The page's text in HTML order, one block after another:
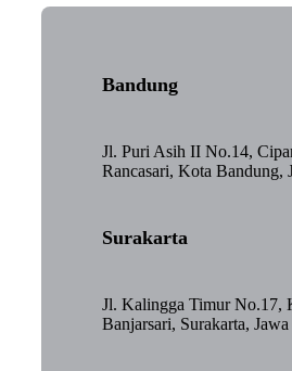
Bandung
Jl. Puri Asih II No.14,
Rancasari, Kota Bandung,
Surakarta
Jl. Kalingga Timur No.17,
Banjarsari, Surakarta, Jawa